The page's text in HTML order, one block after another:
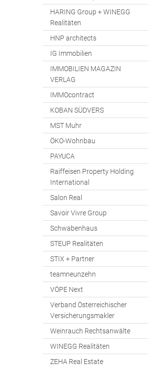
HARING Group + WINEGG
Realitäten
HNP architects
IG Immobilien
IMMOBILIEN MAGAZIN
VERLAG
IMMOcontract
KOBAN SÜDVERS
MST Muhr
ÖKO-Wohnbau
PAYUCA
Raiffeisen Property Holding
International
Salon Real
Savoir Vivre Group
Schwabenhaus
STEUP Realitäten
STIX + Partner
teamneunzehn
VÖPE Next
Verband Österreichischer
Versicherungsmakler
Weinrauch Rechtsanwälte
WINEGG Realitäten
ZEHA Real Estate